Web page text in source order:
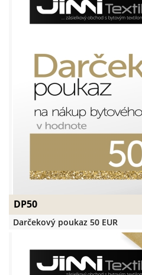
DP50
Darčekový poukaz 50 EUR